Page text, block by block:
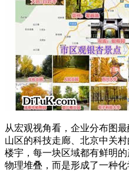
从宏观视角看，企业分布图
山区的科技走廊、北京中关
楼宇，每一块区域都有鲜明
物理堆叠，而是形成了一种